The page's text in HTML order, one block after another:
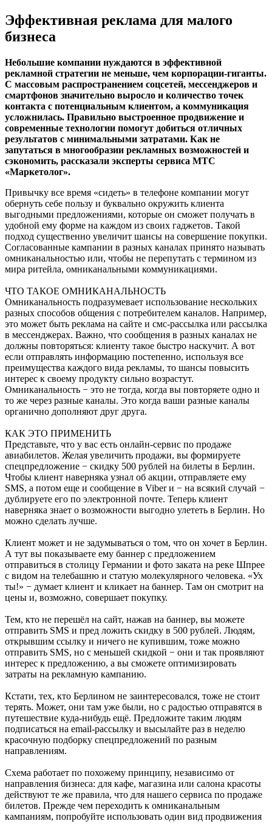
Эффективная реклама для малого
бизнеса
Небольшие компании нуждаются в эффективной
рекламной стратегии не меньше, чем корпорации-гиганты.
С массовым распространением соцсетей, мессенджеров и
смартфонов значительно выросло и количество точек
контакта с потенциальным клиентом, а коммуникация
усложнилась. Правильно выстроенное продвижение и
современные технологии помогут добиться отличных
результатов с минимальными затратами. Как не
запутаться в многообразии рекламных возможностей и
сэкономить, рассказали эксперты сервиса МТС
«Маркетолог».
Привычку все время «сидеть» в телефоне компании могут
обернуть себе пользу и буквально окружить клиента
выгодными предложениями, которые он сможет получать в
удобной ему форме на каждом из своих гаджетов. Такой
подход существенно увеличит шансы на совершение покупки.
Согласованные кампании в разных каналах принято называть
омниканальностью или, чтобы не перепутать с термином из
мира ритейла, омниканальными коммуникациями.
ЧТО ТАКОЕ ОМНИКАНАЛЬНОСТЬ
Омниканальность подразумевает использование нескольких
разных способов общения с потребителем каналов. Например,
это может быть реклама на сайте и смс-рассылка или рассылка
в мессенджерах. Важно, что сообщения в разных каналах не
должны повторяться: клиенту такое быстро наскучит. А вот
если отправлять информацию постепенно, используя все
преимущества каждого вида рекламы, то шансы повысить
интерес к своему продукту сильно возрастут.
Омниканальность − это не тогда, когда вы повторяете одно и
то же через разные каналы. Это когда ваши разные каналы
органично дополняют друг друга.
КАК ЭТО ПРИМЕНИТЬ
Представьте, что у вас есть онлайн-сервис по продаже
авиабилетов. Желая увеличить продажи, вы формируете
спецпредложение − скидку 500 рублей на билеты в Берлин.
Чтобы клиент наверняка узнал об акции, отправляете ему
SMS, а потом еще и сообщение в Viber и − на всякий случай −
дублируете его по электронной почте. Теперь клиент
наверняка знает о возможности выгодно улететь в Берлин. Но
можно сделать лучше.
Клиент может и не задумываться о том, что он хочет в Берлин.
А тут вы показываете ему баннер c предложением
отправиться в столицу Германии и фото заката на реке Шпрее
с видом на телебашню и статую молекулярного человека. «Ух
ты!» − думает клиент и кликает на баннер. Там он смотрит на
цены и, возможно, совершает покупку.
Тем, кто не перешёл на сайт, нажав на баннер, вы можете
отправить SMS и пред ложить скидку в 500 рублей. Людям,
открывшим ссылку и ничего не купившим, тоже можно
отправить SMS, но с меньшей скидкой − они и так проявляют
интерес к предложению, а вы сможете оптимизировать
затраты на рекламную кампанию.
Кстати, тех, кто Берлином не заинтересовался, тоже не стоит
терять. Может, они там уже были, но с радостью отправятся в
путешествие куда-нибудь ещё. Предложите таким людям
подписаться на email-рассылку и высылайте раз в неделю
красочную подборку спецпредложений по разным
направлениям.
Схема работает по похожему принципу, независимо от
направления бизнеса: для кафе, магазина или салона красоты
действуют те же правила, что для нашего сервиса по продаже
билетов. Прежде чем переходить к омниканальным
кампаниям, попробуйте использовать один вид продвижения